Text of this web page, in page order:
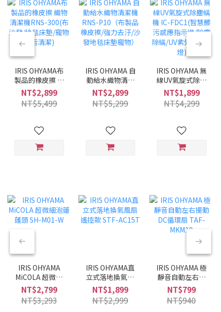
IRIS OHYAMA布
製品的橡皮擦 織
物清潔機RNS-
300(布沙發/地毯
床墊/寵物髒污清
NT$2,899
NT$5,499
IRIS OHYAMA 自
動給水織物清潔
機 RNS-P10（布
製品橡皮擦/強力
去汙/沙發地毯床
NT$2,899
NT$5,299
IRIS OHYAMA 無
線UV氣旋式除塵
螨機 IC-FDC1(智
慧髒污感應指示
燈/除塵除螨/UV
NT$1,899
NT$4,299
IRIS OHYAMA
MiCOLA 超微細
泡蓮蓬頭 SH-
M01-W
NT$2,799
NT$3,293
IRIS OHYAMA直
立式落地換氣風
扇 遙控款 STF-
AC15T
NT$1,899
NT$2,999
IRIS OHYAMA 極
靜音自動左右擺
動DC循環扇
TAF-MKM10
NT$799
NT$940